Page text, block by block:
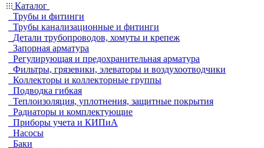
Каталог
Трубы и фитинги
Трубы канализационные и фитинги
Детали трубопроводов, хомуты и крепеж
Запорная арматура
Регулирующая и предохранительная арматура
Фильтры, грязевики, элеваторы и воздухоотводчики
Коллекторы и коллекторные группы
Подводка гибкая
Теплоизоляция, уплотнения, защитные покрытия
Радиаторы и комплектующие
Приборы учета и КИПиА
Насосы
Баки